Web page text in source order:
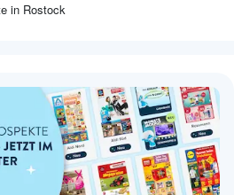
in Rostock